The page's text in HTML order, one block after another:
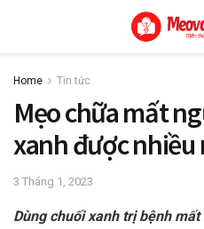
Home Tin tức
Mẹo chữa mất
xanh được
3 Tháng 1, 2023
Dùng chuối xanh trị bệnh